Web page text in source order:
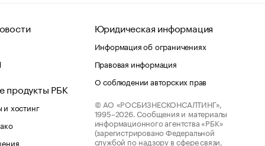
продукты РБК
хостинг
Юридическая информация
Информация об ограничениях
Правовая информация
О соблюдении авторских прав
© АО «РОСБИЗНЕСКОНСАЛТИНГ»,
1995–2026. Сообщения и материалы
информационного агентства «РБК»
(зарегистрировано Федеральной
службой по надзору в сфере связи,